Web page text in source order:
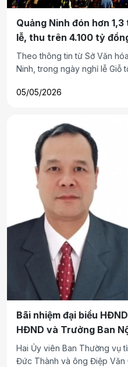
Quảng Ninh đón hơn
lễ, thu trên 4.100 tỷ
Theo thông tin từ Sở Văn
Ninh, trong ngày nghỉ lễ Giỗ
ước đạt 1,345 triệu lượt, tổng
đạt 530 nghìn lượt.
05/05/2026
Bãi nhiệm đại biểu
HĐND và Trưởng Ban
Hai Ủy viên Ban Thường vụ
Đức Thành và ông Điệp Văn